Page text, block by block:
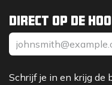
Direct op de
Schrijf je in en krijg de